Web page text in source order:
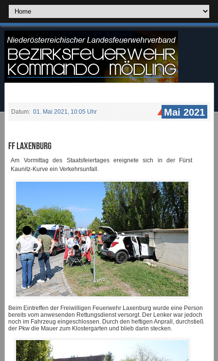
Datum: 01. Mai 2021, 10:05 Uhr Mai 2021
FF Laxenburg
Am Vormittag des Staatsfeiertages ereignete sich in der Fürst
Kaunitz-Kurve ein Verkehrsunfall.
Beim Eintreffen der Freiwilligen Feuerwehr Laxenburg wurde eine Person
bereits vom anwesenden Rettungsdienst versorgt. Der Lenker war jedoch
noch im Fahrzeug eingeschlossen. Durch den heftigen Anprall, durchstieß
der Pkw die Mauer zum Klostergarten und blieb darin stecken.